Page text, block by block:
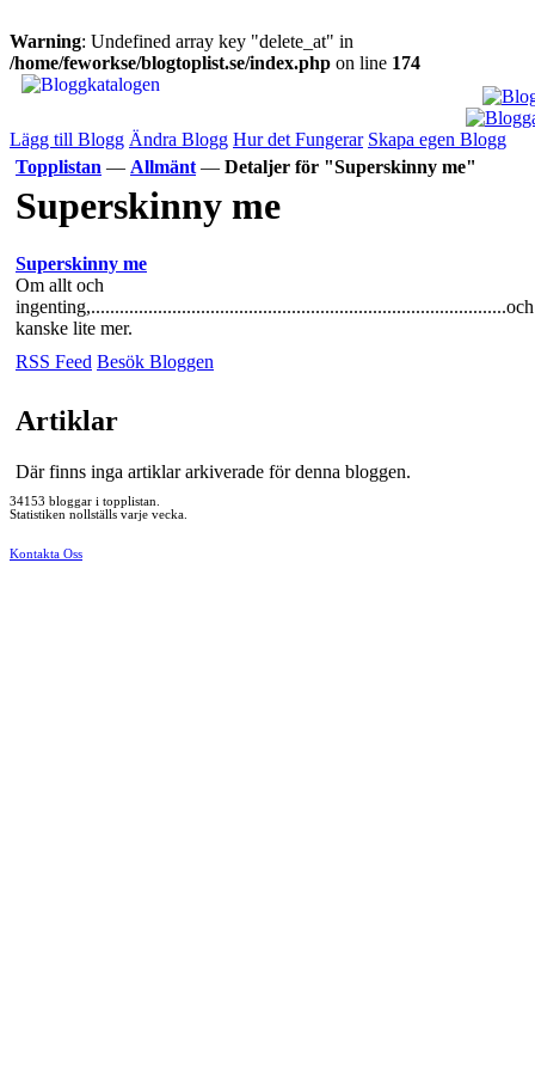
Warning: Undefined array key "delete_at" in
/home/feworkse/blogtoplist.se/index.php on line 174
Lägg till Blogg Ändra Blogg Hur det Fungerar Skapa egen Blogg
Topplistan — Allmänt — Detaljer för "Superskinny me"
Superskinny me
Superskinny me
Om allt och
ingenting,.......................................................................................och
kanske lite mer.
RSS Feed Besök Bloggen
Artiklar
Där finns inga artiklar arkiverade för denna bloggen.
34153 bloggar i topplistan.
Statistiken nollställs varje vecka.
Kontakta Oss